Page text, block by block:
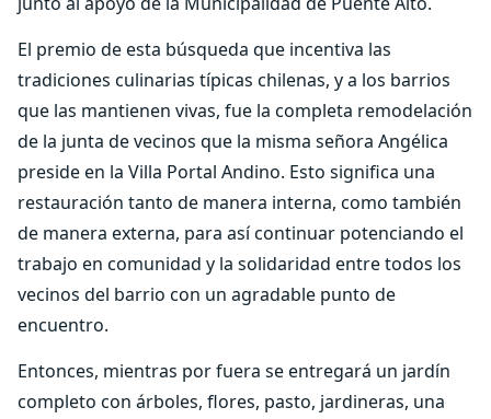
El premio de esta búsqueda que incentiva las
tradiciones culinarias típicas chilenas, y a los barrios
que las mantienen vivas, fue la completa remodelación
de la junta de vecinos que la misma señora Angélica
preside en la Villa Portal Andino. Esto significa una
restauración tanto de manera interna, como también
de manera externa, para así continuar potenciando el
trabajo en comunidad y la solidaridad entre todos los
vecinos del barrio con un agradable punto de
encuentro.
Entonces, mientras por fuera se entregará un jardín
completo con árboles, flores, pasto, jardineras, una